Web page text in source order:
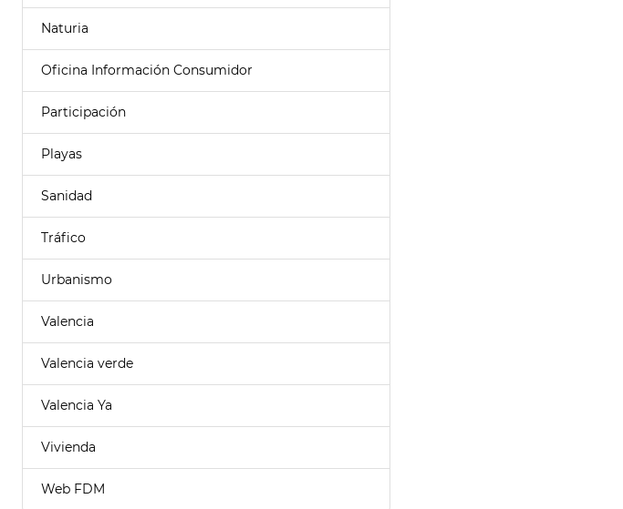
Naturia
Oficina Información Consumidor
Participación
Playas
Sanidad
Tráfico
Urbanismo
Valencia
Valencia verde
Valencia Ya
Vivienda
Web FDM